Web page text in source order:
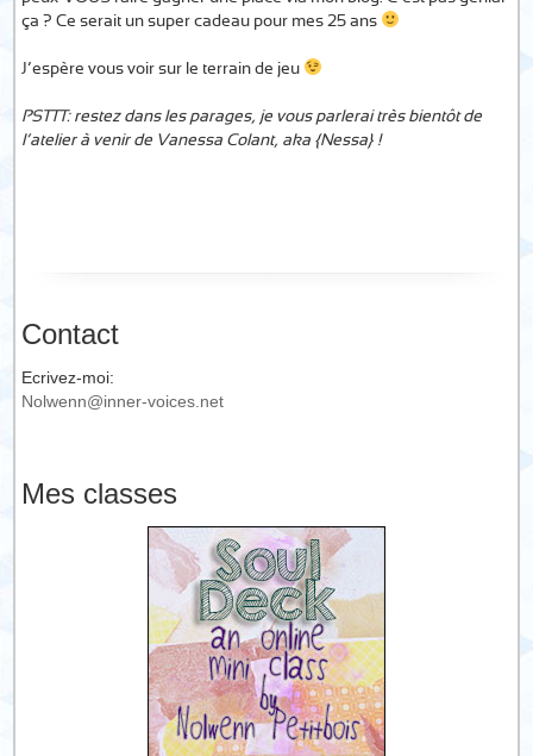
ça ? Ce serait un super cadeau pour mes 25 ans
J’espère vous voir sur le terrain de jeu
PSTTT: restez dans les parages, je vous parlerai très bientôt de
l’atelier à venir de Vanessa Colant, aka {Nessa} !
Contact
Ecrivez-moi:
Nolwenn@inner-voices.net
Mes classes